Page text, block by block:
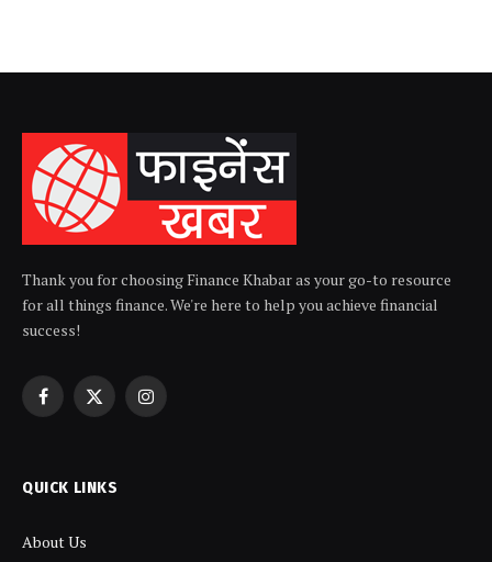
Thank you for choosing Finance Khabar as your go-to resource
for all things finance. We're here to help you achieve financial
success!
Facebook
X
Instagram
QUICK LINKS
About Us